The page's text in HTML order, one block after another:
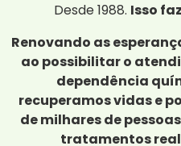
Desde 1988. Isso
Renovando as
ao possibilitar o
dependência
recuperamos vidas e
de milhares de
tratamentos